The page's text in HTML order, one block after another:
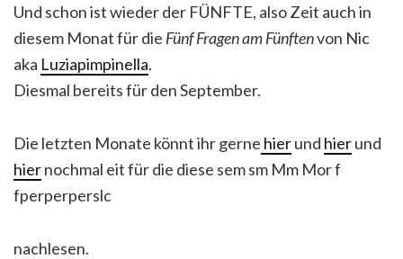
Und schon ist wieder der FÜNFTE, also Zeit auch in
diesem Monat für die Fünf Fragen am Fünftenvon Nic
aka Luziapimpinella.
Diesmal bereits für den September.
Die letzten Monate könnt ihr gerne hierund hierund
hiernochmal eit für die diese sem sm Mm Mor f
fperperperslc
nachlesen.